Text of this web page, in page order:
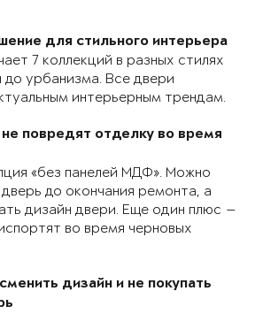
для стильного интерьера
7 коллекций в разных стилях
до урбанизма. Все двери
интерьерным трендам.
повредят отделку во время
«без панелей МДФ». Можно
до окончания ремонта, а
дизайн двери. Еще один плюс —
во время черновых
дизайн и не покупать